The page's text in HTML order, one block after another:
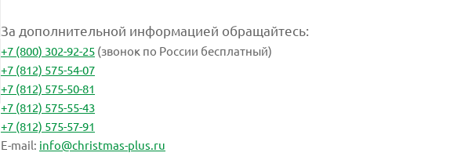
За дополнительной информацией обращайтесь:
+7 (800) 302-92-25 (звонок по России бесплатный)
+7 (812) 575-54-07
+7 (812) 575-50-81
+7 (812) 575-55-43
+7 (812) 575-57-91
E-mail: info@christmas-plus.ru